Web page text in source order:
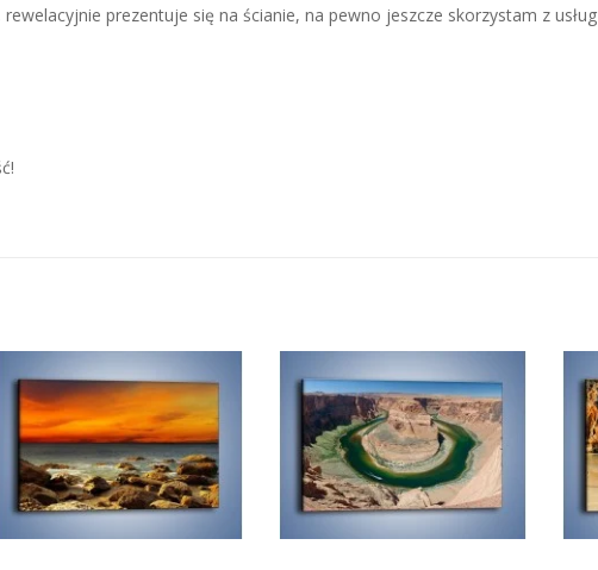
prezentuje się na ścianie, na pewno jeszcze skorzystam z usług